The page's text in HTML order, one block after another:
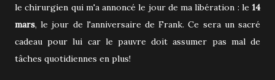
le chirurgien qui m'a annoncé le jour de ma libération : le 14
mars, le jour de l'anniversaire de Frank. Ce sera un sacré
cadeau pour lui car le pauvre doit assumer pas mal de
tâches quotidiennes en plus!